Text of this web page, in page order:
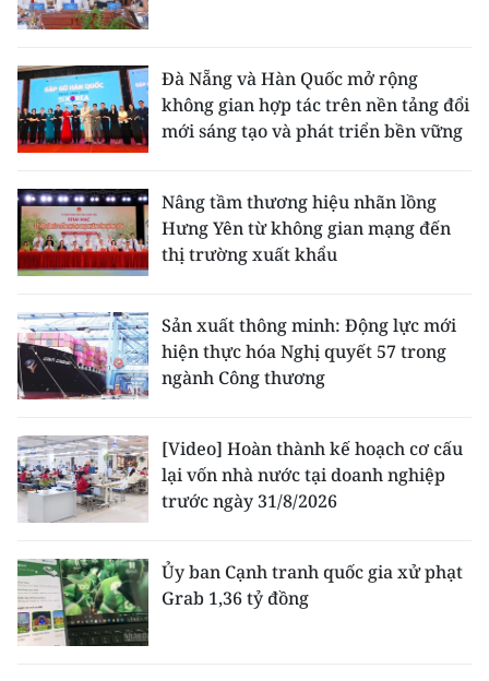
ENGLISH
中文
FRANÇAIS
ESPAÑOL
한국어
Đà Nẵng và Hàn Quốc mở rộng
không gian hợp tác trên nền tảng đổi
mới sáng tạo và phát triển bền vững
Nâng tầm thương hiệu nhãn lồng
Hưng Yên từ không gian mạng đến
thị trường xuất khẩu
Sản xuất thông minh: Động lực mới
hiện thực hóa Nghị quyết 57 trong
ngành Công thương
[Video] Hoàn thành kế hoạch cơ cấu
lại vốn nhà nước tại doanh nghiệp
trước ngày 31/8/2026
Ủy ban Cạnh tranh quốc gia xử phạt
Grab 1,36 tỷ đồng